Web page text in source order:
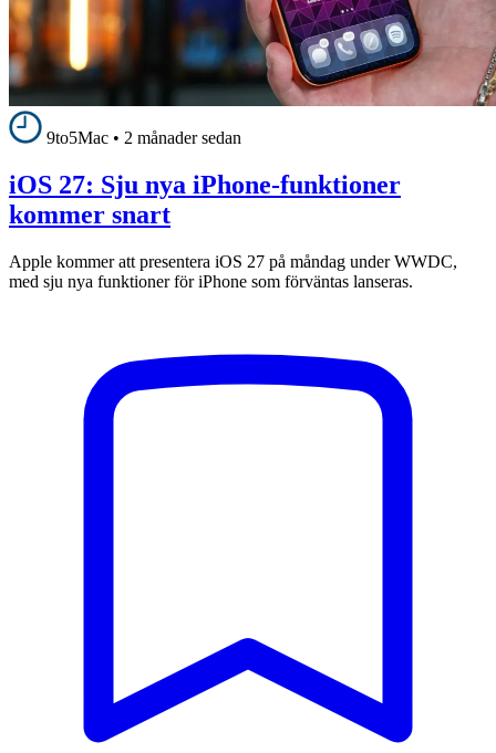
9to5Mac • 2 månader sedan
iOS 27: Sju nya iPhone-funktioner
kommer snart
Apple kommer att presentera iOS 27 på måndag under WWDC,
med sju nya funktioner för iPhone som förväntas lanseras.